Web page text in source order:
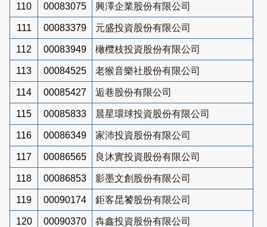
110 00083075 興澤企業股份有限公司
111 00083379 元盛投資股份有限公司
112 00083949 橄欖枝投資股份有限公司
113 00084525 老猴音樂社股份有限公司
114 00085427 逅巷股份有限公司
115 00085833 晨星環球投資股份有限公司
116 00086349 家沛投資股份有限公司
117 00086565 良沐實投資股份有限公司
118 00086853 影墨文創股份有限公司
119 00090174 鉅客昆饕股份有限公司
120 00090370 犇鑫投資股份有限公司